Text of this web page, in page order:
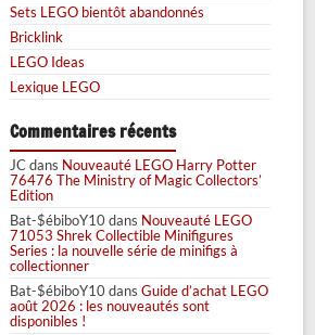
Sets LEGO bientôt abandonnés
Bricklink
LEGO Ideas
Lexique LEGO
Commentaires récents
JCdans Nouveauté LEGO Harry Potter
76476 The Ministry of Magic Collectors’
Edition
Bat-$ébiboY10dans Nouveauté LEGO
71053 Shrek Collectible Minifigures
Series : la nouvelle série de minifigs à
collectionner
Bat-$ébiboY10dans Guide d’achat LEGO
août 2026 : les nouveautés sont
disponibles !